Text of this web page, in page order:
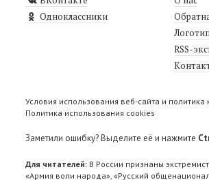
Одноклассники
RSS-
Условия использования веб-сайта и
Политика использования cookies
Заметили ошибку? Выделите её и нажмите
Для читателей: В России признаны
«Армия воли народа», «Русский